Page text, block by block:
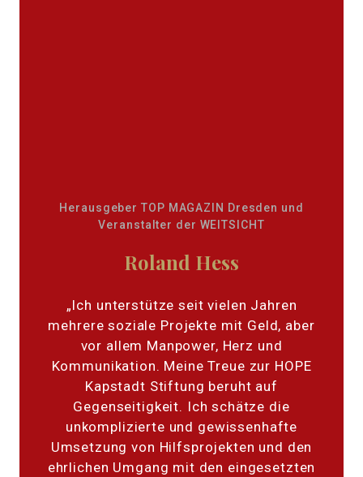
Herausgeber TOP MAGAZIN Dresden und
Veranstalter der WEITSICHT
Roland Hess
„Ich unterstütze seit vielen Jahren
mehrere soziale Projekte mit Geld, aber
vor allem Manpower, Herz und
Kommunikation. Meine Treue zur HOPE
Kapstadt Stiftung beruht auf
Gegenseitigkeit. Ich schätze die
unkomplizierte und gewissenhafte
Umsetzung von Hilfsprojekten und den
ehrlichen Umgang mit den eingesetzten